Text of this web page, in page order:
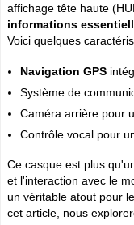
affichage tête haute
informations
Voici quelques
Navigation GPS
Système de
Caméra arrière pour
Contrôle vocal pour
Ce casque est plus
et l'interaction avec le
un véritable atout pour
cet article, nous